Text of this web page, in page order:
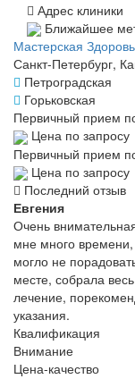
Адрес клиники
Ближайшее
Мастерская
Санкт-Петербург,
Петроградская
Горьковская
Первичный прием
Цена по запросу
Первичный прием
Цена по запросу
Последний отзыв
Евгения
Очень
мне много
могло не
месте, собрала
лечение,
указания.
Квалификация
Внимание
Цена-качество